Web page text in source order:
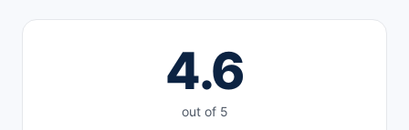
4.6
out of 5